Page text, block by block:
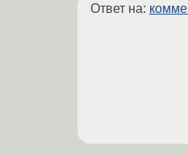
Ответ на: